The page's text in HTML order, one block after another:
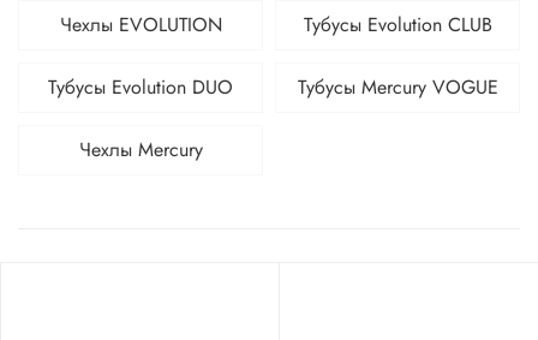
Чехлы EVOLUTION Тубусы Evolution CLUB
Тубусы Evolution DUO Тубусы Mercury VOGUE
Чехлы Mercury